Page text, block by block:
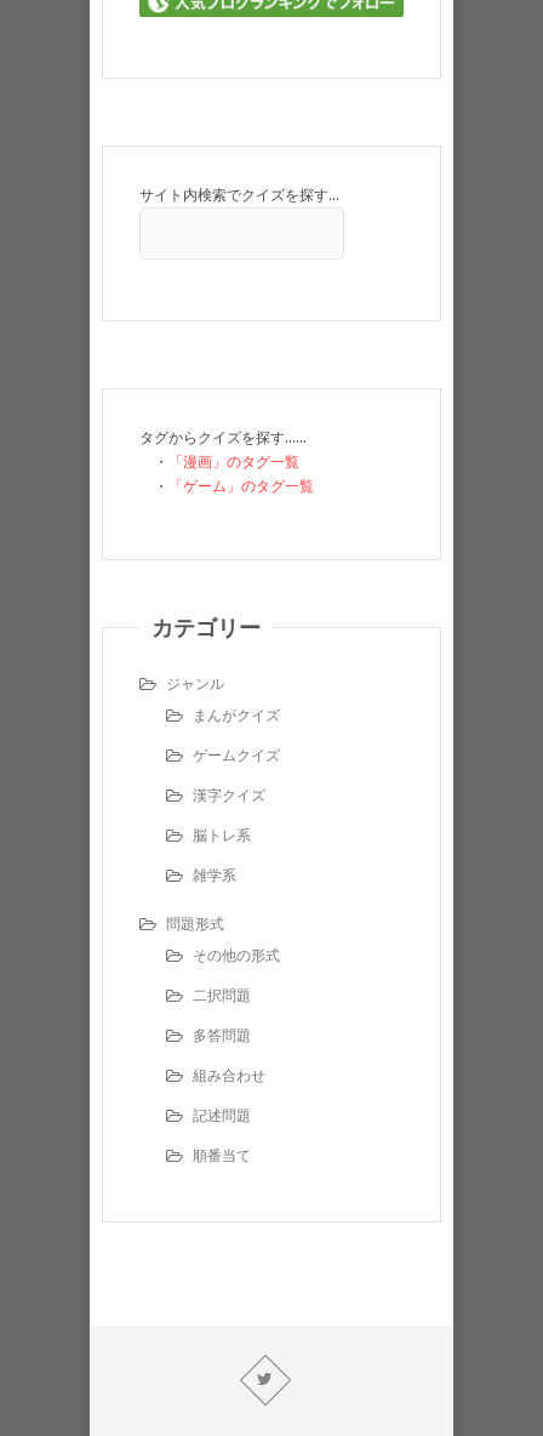
サイト内検索でクイズを探す…
タグからクイズを探す……
・
「漫画」のタグ一覧
・
「ゲーム」のタグ一覧
カテゴリー
ジャンル
まんがクイズ
ゲームクイズ
漢字クイズ
脳トレ系
雑学系
問題形式
その他の形式
二択問題
多答問題
組み合わせ
記述問題
順番当て